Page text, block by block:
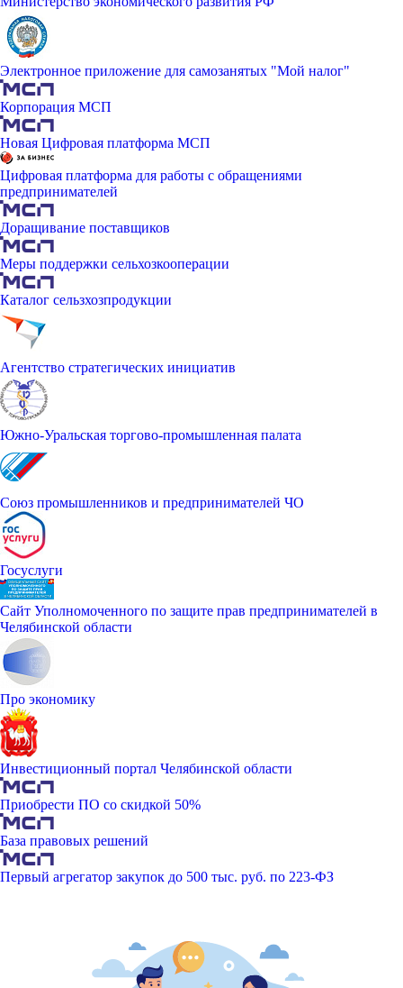
Электронное приложение для самозанятых "Мой налог"
Корпорация МСП
Новая Цифровая платформа МСП
Цифровая платформа для работы с обращениями
предпринимателей
Доращивание поставщиков
Меры поддержки сельхозкооперации
Каталог сельзхозпродукции
Агентство стратегических инициатив
Южно-Уральская торгово-промышленная палата
Союз промышленников и предпринимателей ЧО
Госуслуги
Сайт Уполномоченного по защите прав предпринимателей в
Челябинской области
Про экономику
Инвестиционный портал Челябинской области
Приобрести ПО со скидкой 50%
База правовых решений
Первый агрегатор закупок до 500 тыс. руб. по 223-ФЗ